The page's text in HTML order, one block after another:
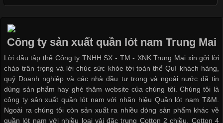
Áo phông là một trong những trang phục phổ biến nhất trong
đời sống hiện đại nhờ sự tiện lợi, thoải mái và dễ phối đồ.
Không chỉ xuất hiện trong thời trang thường ngày, áo phông còn
được ứng dụng rộng rãi trong ngành sản xuất may mặc, đặc
biệt là các sản phẩm từ vải thun. Hiện nay,
Công ty sản xuất quần lót nam Trung Mai
Lời đầu tập thể Công ty TNHH SX - TM - XNK Trung Mai xin gởi lời
chào trân trọng và lời chúc sức khỏe tới toàn thể Quí khách hàng,
quý Doanh nghiệp và các nhà đầu tư trong và ngoài nước đã tin
dùng sản phẩm hay ghé thăm website của chúng tôi. Chúng tôi là
công ty sản xuất quần lót nam với nhãn hiệu Quần lót nam T&M.
Ngoài ra chúng tôi còn sản xuất ra nhiều dòng sản phẩm khác về
quần lót nam với nhiều loại vải đặc trung Cotton 2 chiều, Cotton 4